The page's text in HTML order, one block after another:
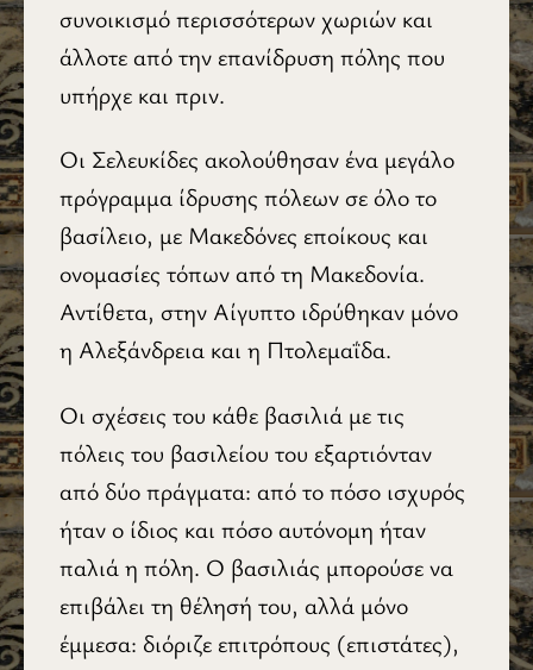
συνοικισμό περισσότερων χωριών και
άλλοτε από την επανίδρυση πόλης που
υπήρχε και πριν.
Οι Σελευκίδες ακολούθησαν ένα μεγάλο
πρόγραμμα ίδρυσης πόλεων σε όλο το
βασίλειο, με Μακεδόνες εποίκους και
ονομασίες τόπων από τη Μακεδονία.
Αντίθετα, στην Αίγυπτο ιδρύθηκαν μόνο
η Αλεξάνδρεια και η Πτολεμαΐ­δα.
Οι σχέσεις του κάθε βασιλιά με τις
πόλεις του βασιλείου του εξαρτιόνταν
από δύο πράγματα: από το πόσο ισχυρός
ήταν ο ίδιος και πόσο αυτόνομη ήταν
παλιά η πόλη. Ο βασιλιάς μπορούσε να
επιβάλει τη θέλησή του, αλλά μόνο
έμμεσα: διόριζε επιτρόπους (επιστάτες),